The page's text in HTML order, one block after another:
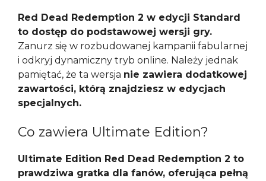
Red Dead Redemption 2 w edycji Standard
to dostęp do podstawowej wersji gry.
Zanurz się w rozbudowanej kampanii fabularnej
i odkryj dynamiczny tryb online. Należy jednak
pamiętać, że ta wersja nie zawiera dodatkowej
zawartości, którą znajdziesz w edycjach
specjalnych.
Co zawiera Ultimate Edition?
Ultimate Edition Red Dead Redemption 2 to
prawdziwa gratka dla fanów, oferująca pełną